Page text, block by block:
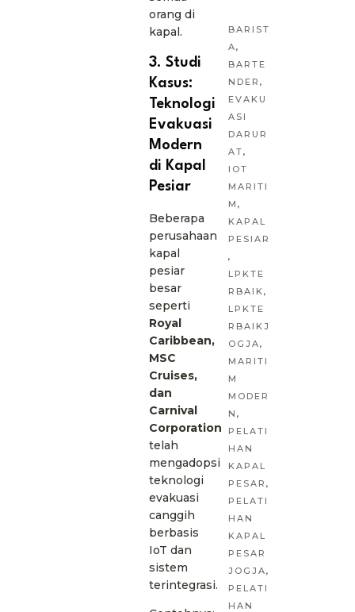
orang di
kapal.
3. Studi
Kasus:
Teknologi
Evakuasi
Modern
di Kapal
Pesiar
Beberapa
perusahaan
kapal
pesiar
besar
seperti
Royal
Caribbean,
MSC
Cruises,
dan
Carnival
Corporation
telah
mengadopsi
teknologi
evakuasi
canggih
berbasis
IoT dan
sistem
terintegrasi.
BARIST
A,
BARTE
NDER ,
EVAKU
ASI
DARUR
AT,
IOT
MARITI
M ,
KAPAL
PESIAR
,
LPKTE
RBAIK,
LPKTE
RBAIKJ
OGJA,
MARITI
M
MODER
N ,
PELATI
HAN
KAPAL
PESAR ,
PELATI
HAN
KAPAL
PESAR
JOGJA,
PELATI
HAN